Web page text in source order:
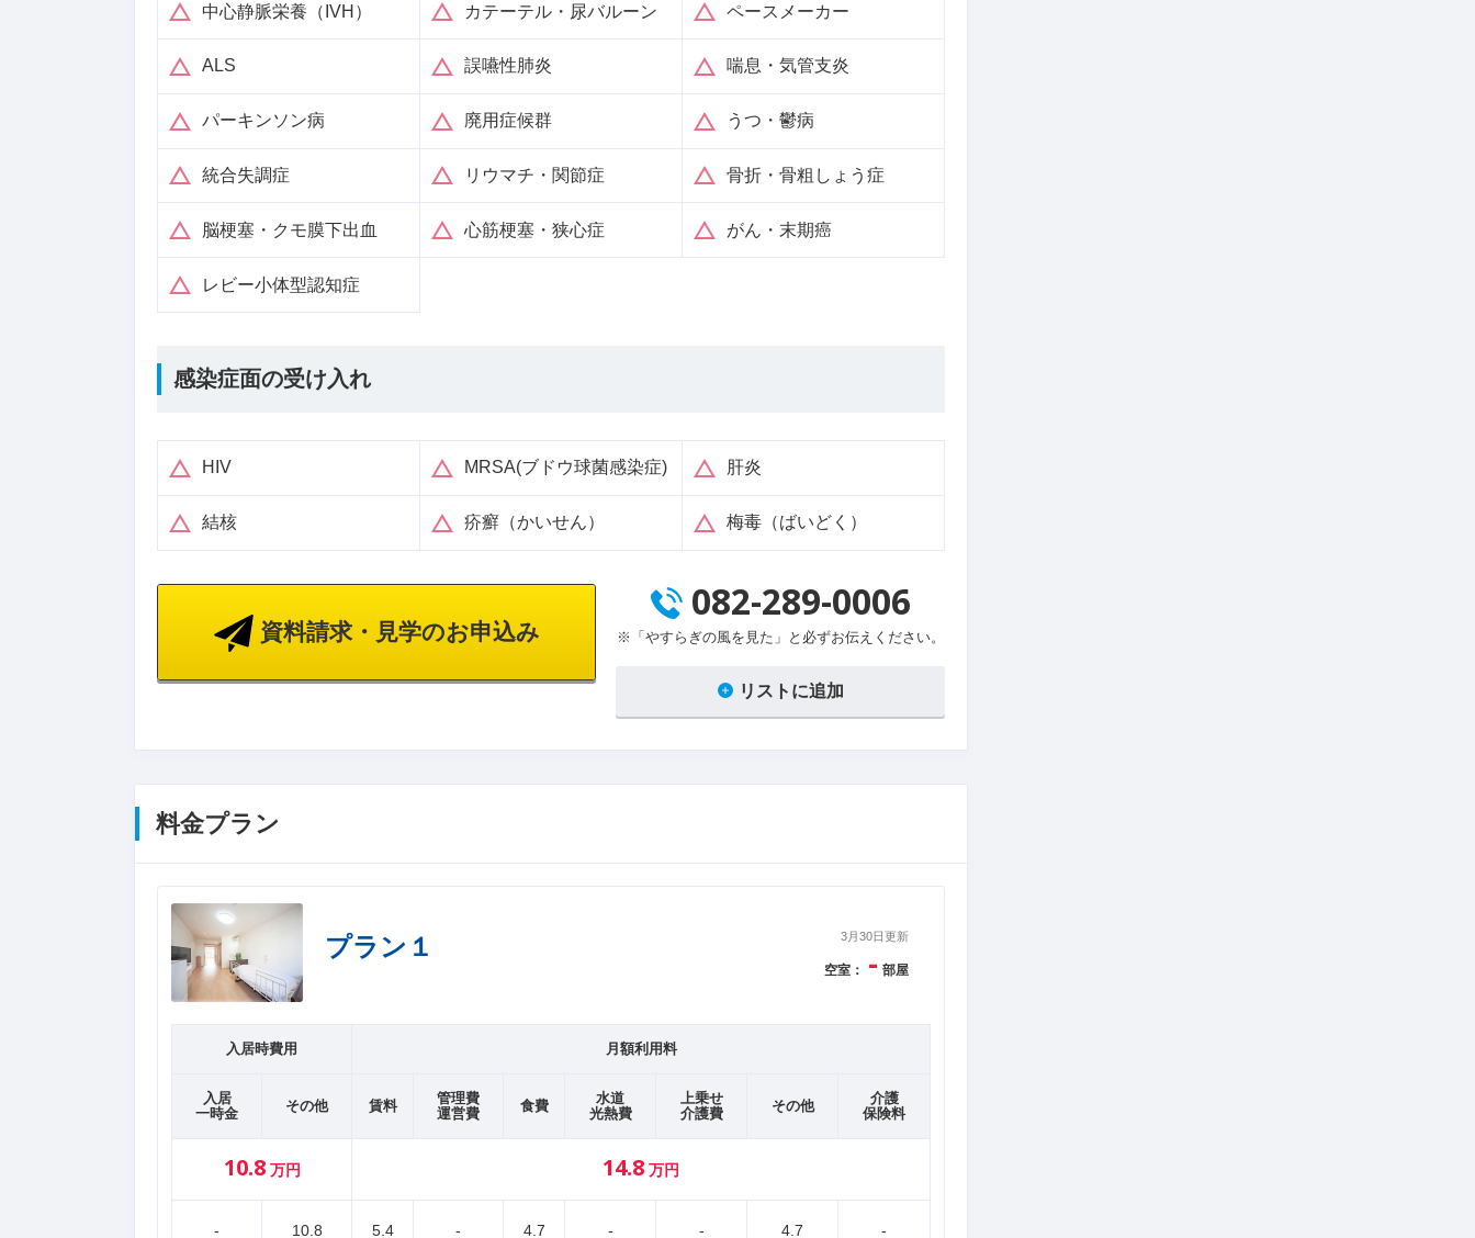
中心静脈栄養（IVH） カテーテル・尿バルーン ペースメーカー
ALS 誤嚥性肺炎 喘息・気管支炎
パーキンソン病 廃用症候群 うつ・鬱病
統合失調症 リウマチ・関節症 骨折・骨粗しょう症
脳梗塞・クモ膜下出血 心筋梗塞・狭心症 がん・末期癌
レビー小体型認知症
感染症面の受け入れ
HIV MRSA(ブドウ球菌感染症) 肝炎
結核 疥癬（かいせん） 梅毒（ばいどく）
資料請求・見学のお申込み
リストに追加
082-289-0006
※「やすらぎの風を見た」と必ずお伝えください。
料金プラン
プラン１ 3月30日更新
空室： - 部屋
入居時費用 月額利用料
入居
一時金
その他 賃料
管理費
運営費
食費
水道
光熱費
上乗せ
介護費
その他
介護
保険料
10.8 万円 14.8 万円
- 10.8 5.4 - 4.7 - - 4.7 -